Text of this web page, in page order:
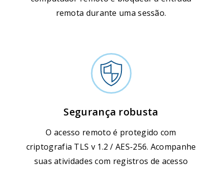
remota durante uma sessão.
Segurança robusta
O acesso remoto é protegido com
criptografia TLS v 1.2 / AES-256. Acompanhe
suas atividades com registros de acesso